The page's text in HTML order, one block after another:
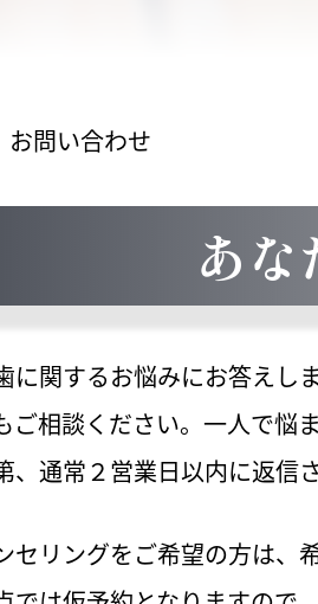
お問い合わせ
あ
に関するお悩みにお答えしま
ご相談ください。一人で悩
、通常２営業日以内に返信
セリングをご希望の方は、